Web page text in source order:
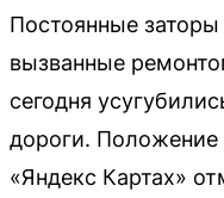
Постоянные
вызванные
сегодня
дороги.
«Яндекс Картах»